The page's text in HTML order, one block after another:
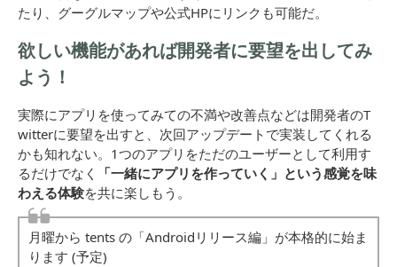
たり、グーグルマップや公式HPにリンクも可能だ。
欲しい機能があれば開発者に要望を出してみ
よう！
実際にアプリを使ってみての不満や改善点などは開発者のT
witterに要望を出すと、次回アップデートで実装してくれる
かも知れない。1つのアプリをただのユーザーとして利用す
るだけでなく
「一緒にアプリを作っていく」という感覚を味
わえる体験を共に楽しもう。
月曜から tents の「Androidリリース編」が本格的に始ま
ります (予定)